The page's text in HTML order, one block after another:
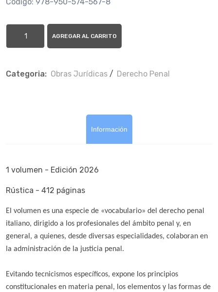
Código: 978-950-574-567-8
AGREGAR AL CARRITO
Categoria: Obras Jurí­dicas / Derecho Penal
Información
1 volumen - Edición 2026
Rústica - 412 páginas
El volumen es una especie de «vocabulario» del derecho penal
italiano, dirigido a los profesionales del ámbito penal y, en
general, a quienes, desde diversas especialidades, colaboran en
la administración de la justicia penal.
Evitando tecnicismos específicos, expone los principios
constitucionales en materia penal, los elementos y las formas de